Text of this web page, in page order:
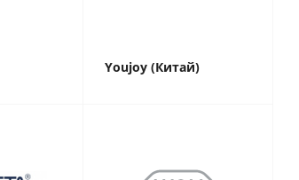
Youjoy (Китай)